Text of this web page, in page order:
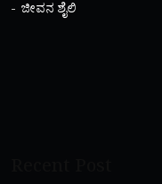
ಜೀವನ ಶೈಲಿ